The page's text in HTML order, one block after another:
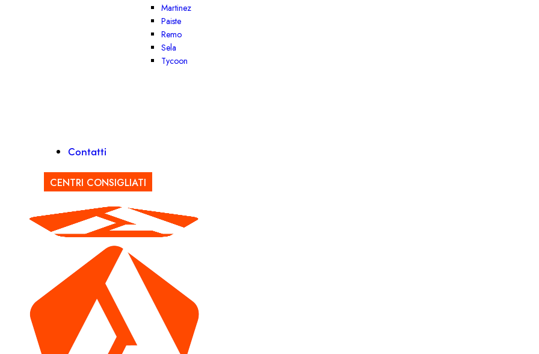
Martinez
Paiste
Remo
Sela
Tycoon
Contatti
CENTRI CONSIGLIATI